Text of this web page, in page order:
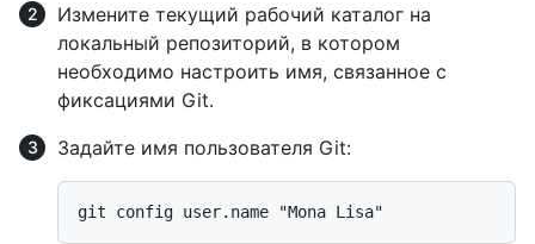
Измените текущий рабочий каталог на
локальный репозиторий, в котором
необходимо настроить имя, связанное с
фиксациями Git.
Задайте имя пользователя Git: